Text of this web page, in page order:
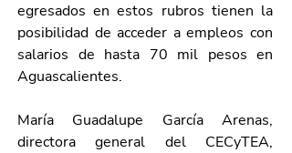
egresados en estos rubros tienen la
posibilidad de acceder a empleos con
salarios de hasta 70 mil pesos en
Aguascalientes.
María Guadalupe García Arenas,
directora general del CECyTEA,